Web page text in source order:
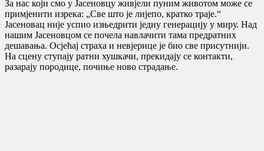
За нас који смо у Јасеновцу живјели пуним животом може се
примјенити изрека: „Све што је лијепо, кратко траје.“
Јасеновац није успио изњедрити једну генерацију у миру. Над
нашим Јасеновцом се почела навлачити тама предратних
дешавања. Осјећај страха и невјерице је био све присутнији.
На сцену ступају ратни хушкачи, прекидају се контакти,
разарају породице, почиње ново страдање.